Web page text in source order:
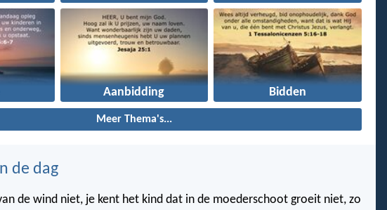
Aanbidding Bidden
Meer Thema's...
de dag
de wind niet, je kent het kind dat in de moederschoot groeit niet, zo